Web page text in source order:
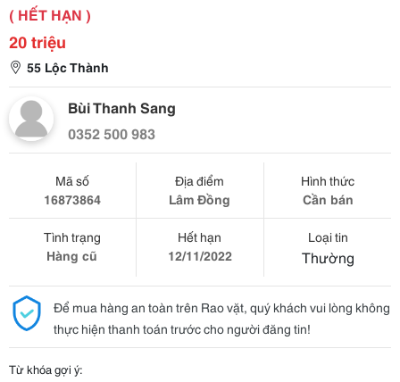
( HẾT HẠN )
20 triệu
55 Lộc Thành
Bùi Thanh Sang
0352 500 983
Mã số
16873864
Địa điểm
Lâm Đồng
Hình thức
Cần bán
Tình trạng
Hàng cũ
Hết hạn
12/11/2022
Loại tin
Thường
Để mua hàng an toàn trên Rao vặt, quý khách vui lòng không
thực hiện thanh toán trước cho người đăng tin!
Từ khóa gợi ý: